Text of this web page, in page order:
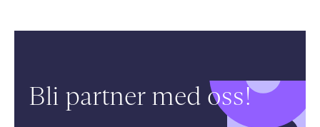
Bli partner med oss!